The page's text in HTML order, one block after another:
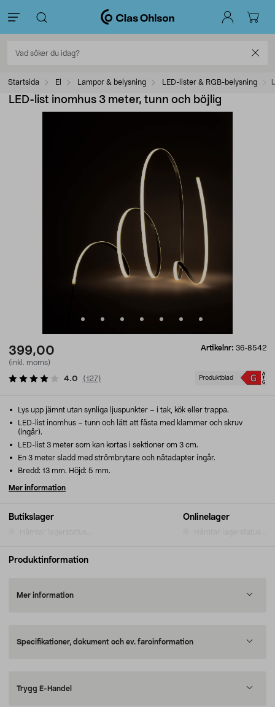
Startsida El Lampor & belysning LED-lister & RGB-belysning
LED-list inomhus 3 meter, tunn och böjlig
399,00
(inkl. moms)
Artikelnr: 36-8542
Produktblad
4.0 (127)
Butikslager Onlinelager
Lys upp jämnt utan synliga ljuspunkter – i tak, kök eller trappa.
LED-list inomhus – tunn och lätt att fästa med klammer och skruv
(ingår).
LED-list 3 meter som kan kortas i sektioner om 3 cm.
En 3 meter sladd med strömbrytare och nätadapter ingår.
Bredd: 13 mm. Höjd: 5 mm.
Mer information
Produktinformation
Mer information
Specifikationer, dokument och ev. faroinformation
Trygg E-Handel